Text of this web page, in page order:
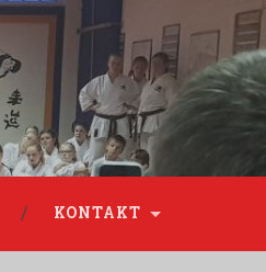
KONTAKT